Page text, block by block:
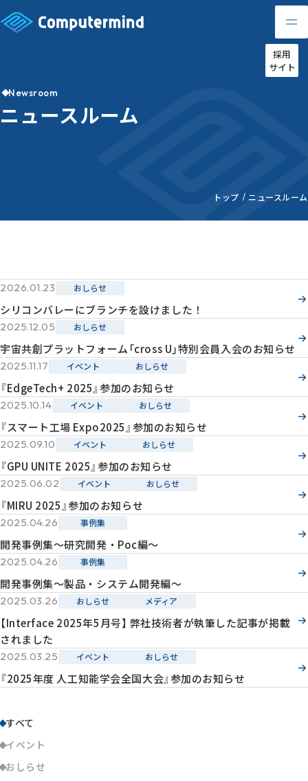
採用
サイト
Newsroom
ニュースルーム
トップ ニュースルーム
すべて
イベント
おしらせ
2026.01.23 おしらせ
シリコンバレーにブランチを設けました！
2025.12.05 おしらせ
宇宙共創プラットフォーム「cross U」特別会員入会のお知らせ
2025.11.17 イベント おしらせ
『EdgeTech+ 2025』参加のお知らせ
2025.10.14 イベント おしらせ
『スマート工場 Expo2025』参加のお知らせ
2025.09.10 イベント おしらせ
『GPU UNITE 2025』参加のお知らせ
2025.06.02 イベント おしらせ
『MIRU 2025』参加のお知らせ
2025.04.26 事例集
開発事例集～研究開発・Poc編～
2025.04.26 事例集
開発事例集～製品・システム開発編～
2025.03.26 おしらせ メディア
【Interface 2025年5月号】 弊社技術者が執筆した記事が掲載
されました
2025.03.25 イベント おしらせ
『2025年度 人工知能学会全国大会』参加のお知らせ